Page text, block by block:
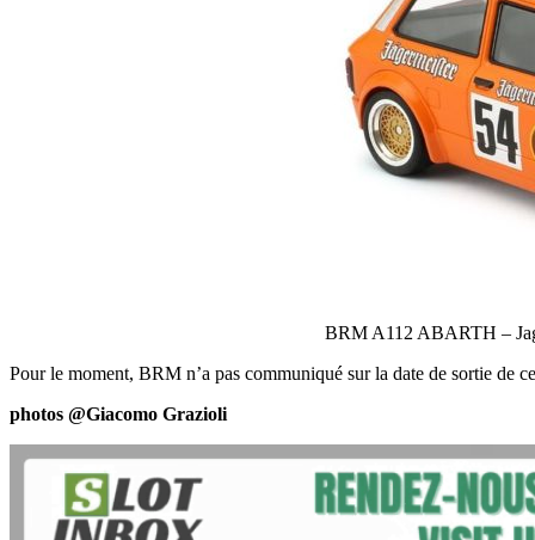
BRM A112 ABARTH –
Pour le moment, BRM n’a pas communiqué sur la date de sortie de
photos @Giacomo Grazioli